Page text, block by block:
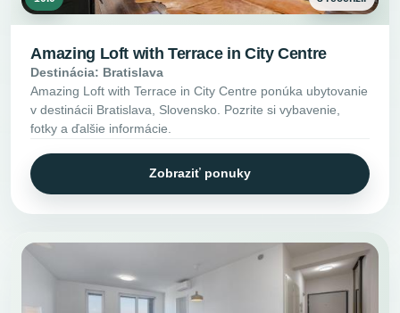
Amazing Loft with Terrace in City Centre
Destinácia: Bratislava
Amazing Loft with Terrace in City Centre ponúka ubytovanie
v destinácii Bratislava, Slovensko. Pozrite si vybavenie,
fotky a ďalšie informácie.
Zobraziť ponuky